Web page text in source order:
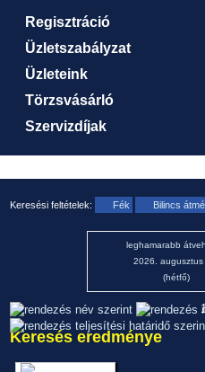
Regisztráció
Üzletszabályzat
Üzleteink
Törzsvásárló
Szervizdíjak
Keresési feltételek: Fék Bilincs
leghamarabb
2026. augusztus
(hétfő)
Keresés eredménye